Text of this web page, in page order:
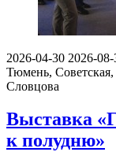
2026-04-30 2026-08-
Тюмень, Советская,
Словцова
Выставка
к полудню»